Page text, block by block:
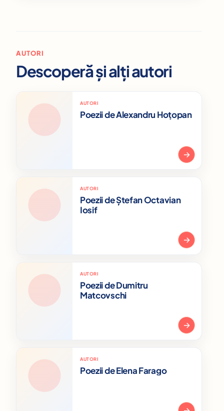
AUTORI
Descoperă și alți autori
AUTORI
Poezii de Alexandru Hoțopan
AUTORI
Poezii de Ștefan Octavian
Iosif
AUTORI
Poezii de Dumitru
Matcovschi
AUTORI
Poezii de Elena Farago